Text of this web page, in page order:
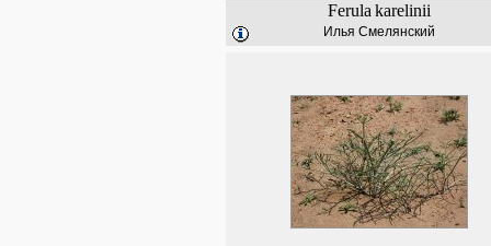
Ferula karelinii
Илья Смелянский